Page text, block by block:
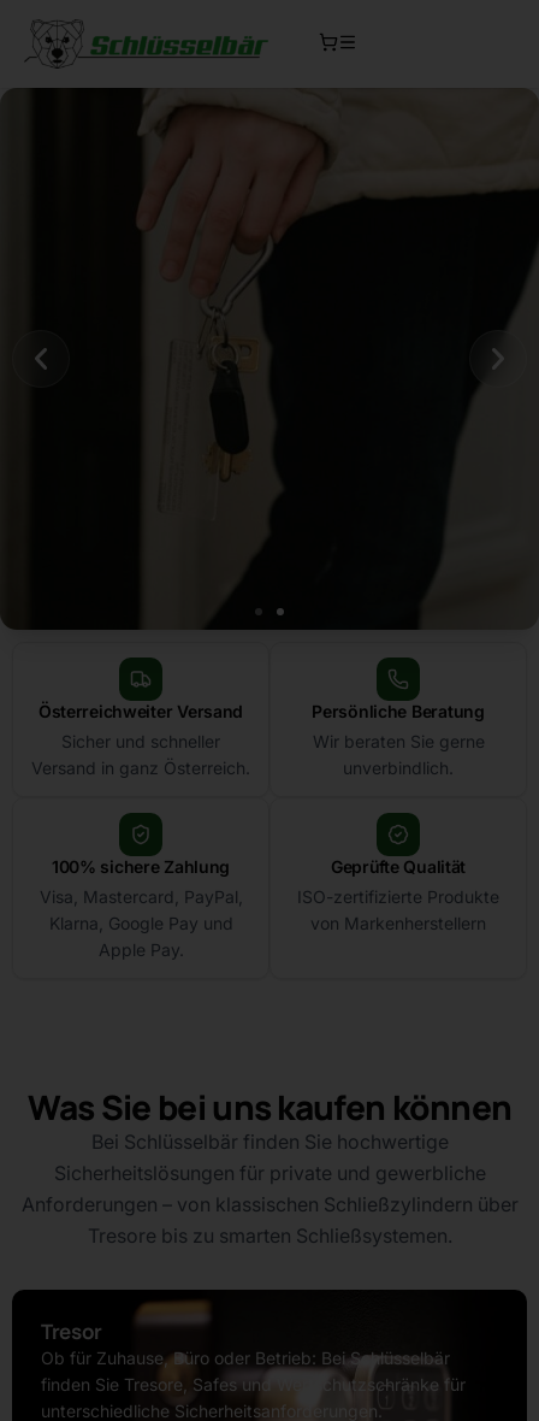
Online-Schlüsselservice für
Ersatzschlüssel &
Sonderbestellungen
welcher nachbestellt werden kann? Senden Sie uns ein Foto
Codekarte oder die vorhandenen Angaben. Wir prüfen Ihre Anfrage
unverbindlichundmelden uns schnellstmöglichmit der
passenden Lösung.
Österreichweiter Versand
Sicher und schneller
Versand in ganz Österreich.
Persönliche Beratung
Wir beraten Sie gerne
unverbindlich.
100% sichere Zahlung
Visa, Mastercard, PayPal,
Klarna, Google Pay und
Apple Pay.
Geprüfte Qualität
ISO-zertifizierte Produkte
von Markenherstellern
Was Sie bei uns kaufen können
Bei Schlüsselbär finden Sie hochwertige
Sicherheitslösungen für private und gewerbliche
Anforderungen – von klassischen Schließzylindern über
Tresore bis zu smarten Schließsystemen.
Tresor
Ob für Zuhause, Büro oder Betrieb: Bei Schlüsselbär
finden Sie Tresore, Safes und Wertschutzschränke für
unterschiedliche Sicherheitsanforderungen.